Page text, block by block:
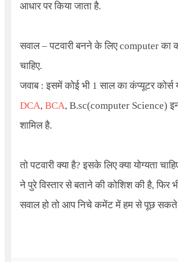
आधार पर किया जाता है.
सवाल – पटवारी बनने के लिएcomputerका
चाहिए.
जवाब : इसमें कोई भी 1 साल का कंप्यूटर कोर्स
DCA, BCA, B.sc(computer Science)
शामिल है.
तो पटवारी क्या है? इसके लिए क्या योग्यता
ने पुरे विस्तार से बताने की कोशिश की है, फिर
सवाल हो तो आप निचे कमेंट में हम से पूछ सकते